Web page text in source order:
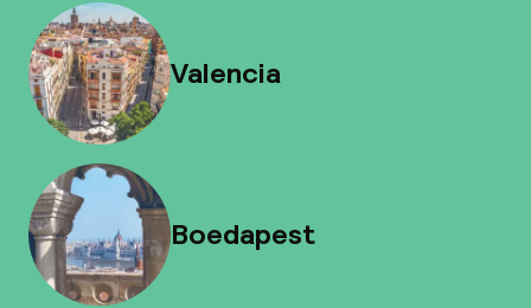
Valencia
Boedapest